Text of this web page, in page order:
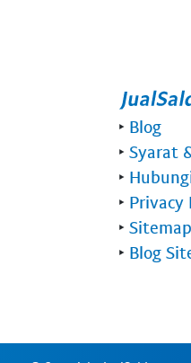
‣ Blog
‣ Syarat
‣
‣ Privacy
‣ Sitemap
‣ Blog